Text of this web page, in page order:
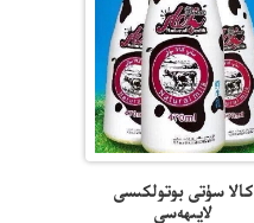
كالا سۈتى بوتولكىسى
لايىھەسى